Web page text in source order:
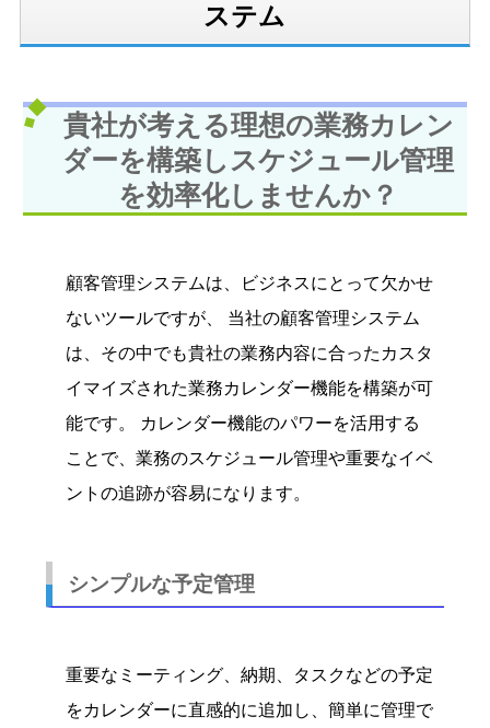
ステム
貴社が考える理想の業務カレン
ダーを構築しスケジュール管理
を効率化しませんか？
顧客管理システムは、ビジネスにとって欠かせ
ないツールですが、 当社の顧客管理システム
は、その中でも貴社の業務内容に合ったカスタ
イマイズされた業務カレンダー機能を構築が可
能です。 カレンダー機能のパワーを活用する
ことで、業務のスケジュール管理や重要なイベ
ントの追跡が容易になります。
シンプルな予定管理
重要なミーティング、納期、タスクなどの予定
をカレンダーに直感的に追加し、簡単に管理で